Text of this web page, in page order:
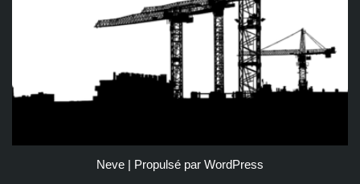
Neve | Propulsé par WordPress